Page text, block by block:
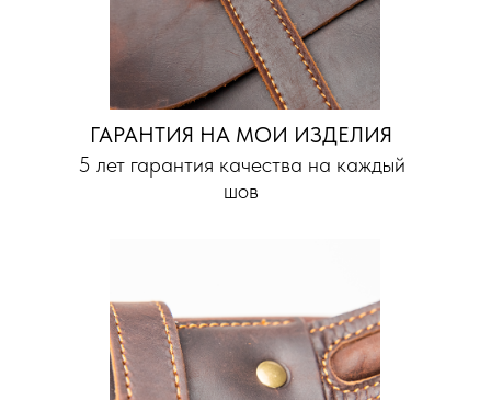
ГАРАНТИЯ НА МОИ ИЗДЕЛИЯ
5 лет гарантия качества на каждый
шов